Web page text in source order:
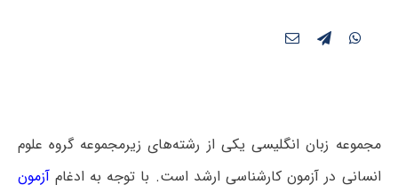
مجموعه زبان انگلیسی یکی از رشته‌های زیرمجموعه گروه علوم
انسانی در آزمون کارشناسی ارشد است. با توجه به ادغامآزمون